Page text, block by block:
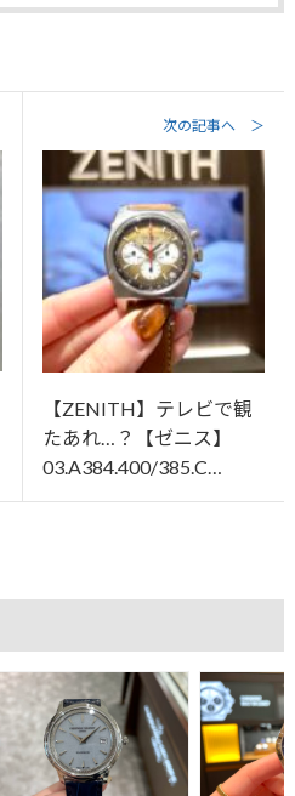
次の記事へ ＞
【ZENITH】テレビで観
たあれ…？【ゼニス】
03.A384.400/385.C…